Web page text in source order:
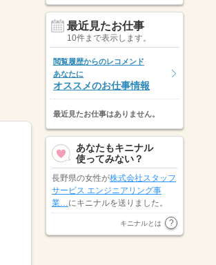
最近見たお仕事
10件まで表示します。
閲覧履歴からのレコメンド
あなたに
オススメのお仕事情報
最近見たお仕事はありません。
あなたもキニナル
使ってみない？
長野県の女性が株式会社スタッフ
サービス エンジニアリング事
業…にキニナルを送りました。
株式会社スタッ
フ・アクティオにキニナルを送り
キニナルとは